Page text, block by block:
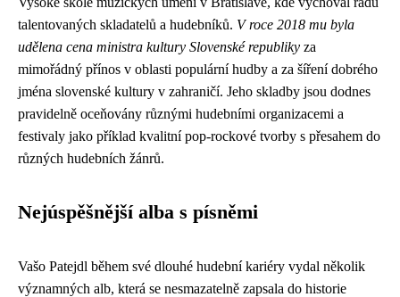
talentovaných skladatelů a hudebníků. V roce 2018 mu byla
udělena cena ministra kultury Slovenské republiky za
mimořádný přínos v oblasti populární hudby a za šíření dobrého
jména slovenské kultury v zahraničí. Jeho skladby jsou dodnes
pravidelně oceňovány různými hudebními organizacemi a
festivaly jako příklad kvalitní pop-rockové tvorby s přesahem do
různých hudebních žánrů.
Nejúspěšnější alba s písněmi
Vašo Patejdl během své dlouhé hudební kariéry vydal několik
významných alb, která se nesmazatelně zapsala do historie